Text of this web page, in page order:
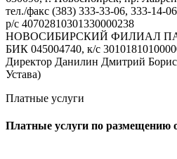
тел./факс (383) 333-33-06, 333-14-06
р/с 40702810301330000238
НОВОСИБИРСКИЙ ФИЛИАЛ
БИК 045004740, к/с
Директор Данилин Дмитрий
Устава)
Платные услуги
Платные услуги по размещению